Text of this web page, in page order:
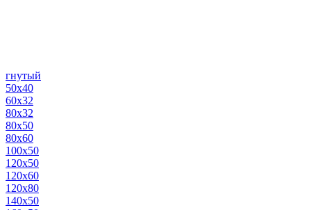
гнутый
50х40
60х32
80х32
80х50
80х60
100х50
120х50
120х60
120х80
140х50